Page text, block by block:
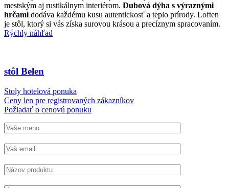
mestským aj rustikálnym interiérom. Dubová dýha s výraznými
hrčami dodáva každému kusu autentickosť a teplo prírody. Loften
je stôl, ktorý si vás získa surovou krásou a precíznym spracovaním.
Rýchly náhľad
stôl Belen
Stoly hotelová ponuka
Ceny len pre registrovaných zákazníkov
Požiadať o cenovú ponuku